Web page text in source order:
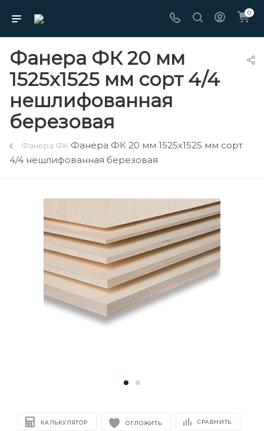
0
Фанера ФК 20 мм
1525х1525 мм сорт 4/4
нешлифованная
березовая
Фанера ФК Фанера ФК 20 мм 1525х1525 мм сорт
4/4 нешлифованная березовая
КАЛЬКУЛЯТОР ОТЛОЖИТЬ СРАВНИТЬ